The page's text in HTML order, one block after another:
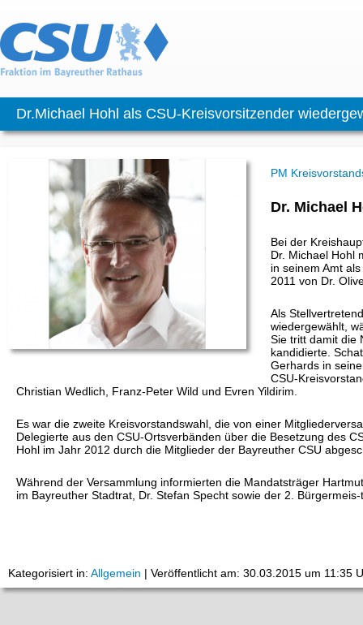
Dr.Michael Hohl als CSU-Kreisvorsitzender
PM
Dr. Michael
Bei der
Dr. Michael Hohl
in seinem Amt
2011 von Dr.
Als
wiedergewählt,
Sie tritt damit die
kandidierte.
Gerhards in
CSU-
Christian Wedlich, Franz-Peter Wild und Evren Yildirim.
Es war die zweite Kreisvorstandswahl, die von einer
Delegierte aus den CSU-Ortsverbänden über die Besetzung des
Hohl im Jahr 2012 durch die Mitglieder der Bayreuther CSU
Während der Versammlung informierten die Mandatsträger
im Bayreuther Stadtrat, Dr. Stefan Specht sowie der 2.
Kategorisiert in: Allgemein | Veröffentlicht am: 30.03.2015 um 11:35